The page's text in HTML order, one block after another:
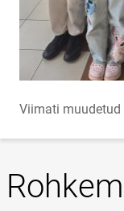
Viimati muudetud